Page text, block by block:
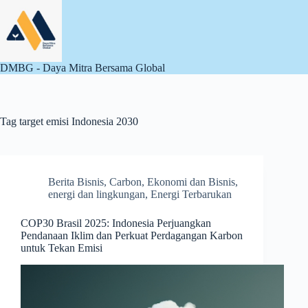
content
DMBG - Daya Mitra Bersama Global
Tag target emisi Indonesia 2030
Berita Bisnis, Carbon, Ekonomi dan Bisnis,
energi dan lingkungan, Energi Terbarukan
COP30 Brasil 2025: Indonesia Perjuangkan
Pendanaan Iklim dan Perkuat Perdagangan Karbon
untuk Tekan Emisi